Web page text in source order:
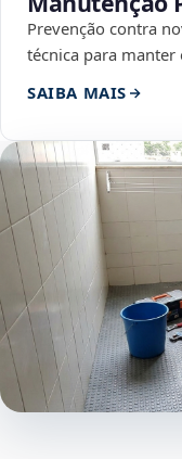
Prevenção contra
técnica para
SAIBA MAIS